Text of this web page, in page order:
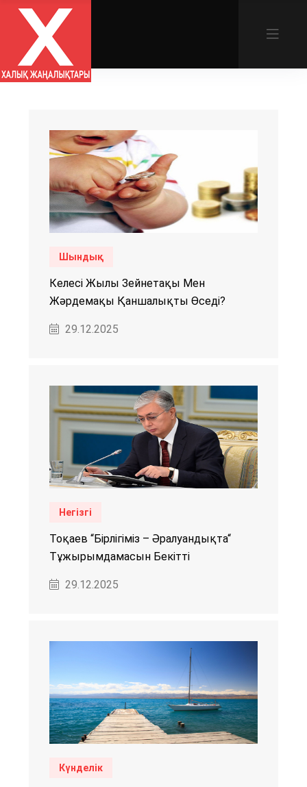
Шындық
Келесі Жылы Зейнетақы Мен
Жәрдемақы Қаншалықты Өседі?
29.12.2025
Негізгі
Тоқаев “Бірлігіміз – Әралуандықта“
Тұжырымдамасын Бекітті
29.12.2025
Күнделік